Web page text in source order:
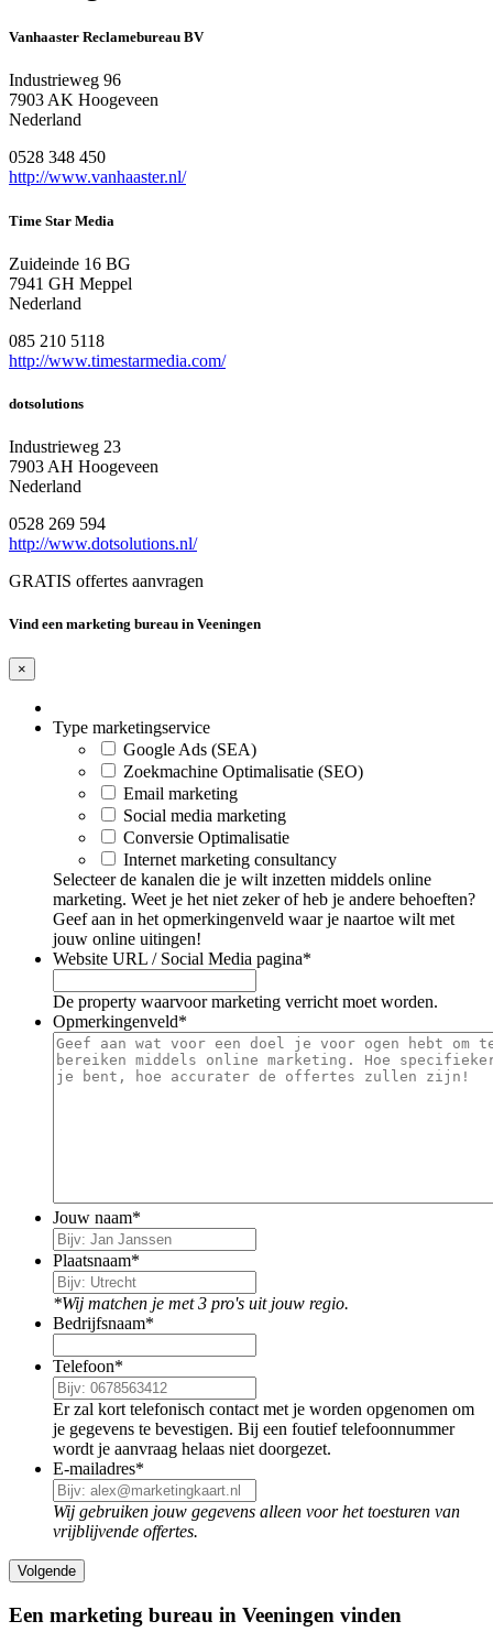
Vanhaaster Reclamebureau BV
Industrieweg 96
7903 AK Hoogeveen
Nederland
0528 348 450
http://www.vanhaaster.nl/
Time Star Media
Zuideinde 16 BG
7941 GH Meppel
Nederland
085 210 5118
http://www.timestarmedia.com/
dotsolutions
Industrieweg 23
7903 AH Hoogeveen
Nederland
0528 269 594
http://www.dotsolutions.nl/
GRATIS offertes aanvragen
Vind een marketing bureau in Veeningen
×
Type marketingservice
Google Ads (SEA)
Zoekmachine Optimalisatie (SEO)
Email marketing
Social media marketing
Conversie Optimalisatie
Internet marketing consultancy
Selecteer de kanalen die je wilt inzetten middels online
marketing. Weet je het niet zeker of heb je andere behoeften?
Geef aan in het opmerkingenveld waar je naartoe wilt met
jouw online uitingen!
Website URL / Social Media pagina*
De property waarvoor marketing verricht moet worden.
Opmerkingenveld*
Jouw naam*
Plaatsnaam*
*Wij matchen je met 3 pro's uit jouw regio.
Bedrijfsnaam*
Telefoon*
Er zal kort telefonisch contact met je worden opgenomen om
je gegevens te bevestigen. Bij een foutief telefoonnummer
wordt je aanvraag helaas niet doorgezet.
E-mailadres*
Wij gebruiken jouw gegevens alleen voor het toesturen van
vrijblijvende offertes.
Een marketing bureau in Veeningen vinden